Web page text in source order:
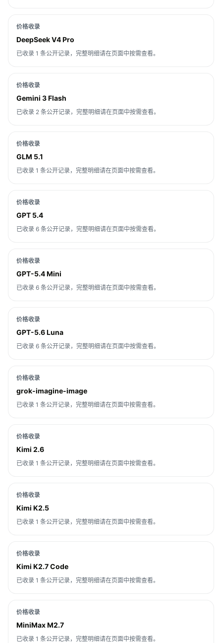
价格收录
DeepSeek V4 Pro
已收录 1 条公开记录，完整明细请在页面中按需查看。
价格收录
Gemini 3 Flash
已收录 2 条公开记录，完整明细请在页面中按需查看。
价格收录
GLM 5.1
已收录 1 条公开记录，完整明细请在页面中按需查看。
价格收录
GPT 5.4
已收录 6 条公开记录，完整明细请在页面中按需查看。
价格收录
GPT-5.4 Mini
已收录 6 条公开记录，完整明细请在页面中按需查看。
价格收录
GPT-5.6 Luna
已收录 6 条公开记录，完整明细请在页面中按需查看。
价格收录
grok-imagine-image
已收录 1 条公开记录，完整明细请在页面中按需查看。
价格收录
Kimi 2.6
已收录 1 条公开记录，完整明细请在页面中按需查看。
价格收录
Kimi K2.5
已收录 1 条公开记录，完整明细请在页面中按需查看。
价格收录
Kimi K2.7 Code
已收录 1 条公开记录，完整明细请在页面中按需查看。
价格收录
MiniMax M2.7
已收录 1 条公开记录，完整明细请在页面中按需查看。